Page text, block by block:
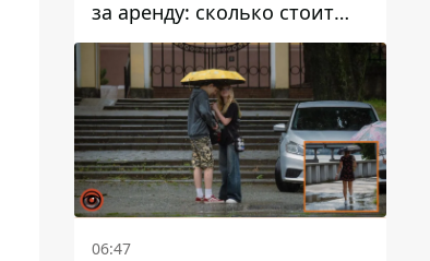
за аренду: сколько стоит
жилье в Днепропетровской
области
06:47